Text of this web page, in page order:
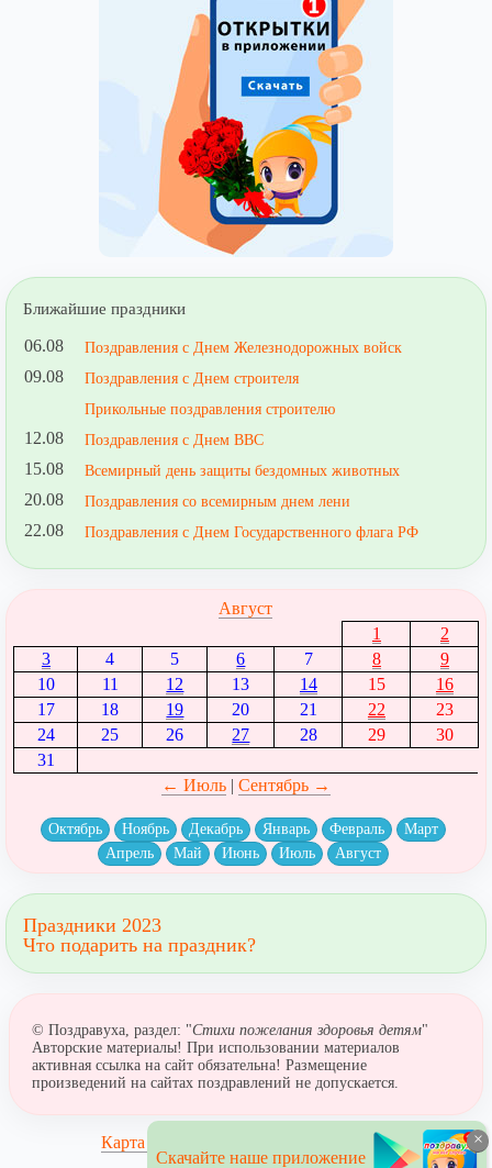
Ближайшие праздники
06.08 Поздравления с Днем Железнодорожных войск
09.08
Поздравления с Днем строителя
Прикольные поздравления строителю
12.08 Поздравления с Днем ВВС
15.08 Всемирный день защиты бездомных животных
20.08 Поздравления со всемирным днем лени
22.08 Поздравления с Днем Государственного флага РФ
Август
1
2
3
4 5 6 7 8
9
10
11 12 13 14 15
16
17
18 19 20 21 22
23
24
25 26 27 28 29
30
31
← Июль| Сентябрь →
Октябрь Ноябрь Декабрь Январь Февраль
Март
Апрель
Май Июнь Июль Август
Праздники 2023
Что подарить на праздник?
© Поздравуха, раздел: "Стихи пожелания здоровья детям"
Авторские материалы! При использовании материалов
активная ссылка на сайт обязательна! Размещение
произведений на сайтах поздравлений не допускается.
Карта сайта
×
Скачайте наше приложение